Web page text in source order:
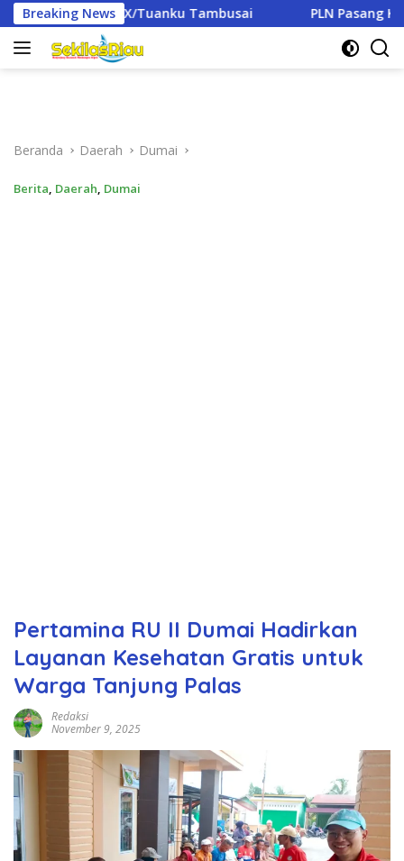
Langsung
ke
konten
Breaking News
Tambusai PLN Pasang Kembali KWh Meter
Beranda Daerah Dumai
Berita, Daerah, Dumai
Pertamina RU II Dumai Hadirkan
Layanan Kesehatan Gratis untuk
Warga Tanjung Palas
Redaksi
November 9, 2025